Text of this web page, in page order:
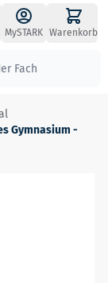
MySTARK Warenkorb
Gymnasium -